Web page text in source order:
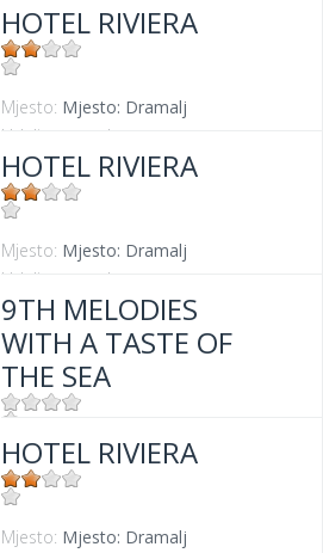
Mjesto: Mjesto: Dramalj
HOTEL RIVIERA
Mjesto: Mjesto: Dramalj
Udaljenost od mora:
HOTEL RIVIERA
Mjesto: Mjesto: Dramalj
Udaljenost od mora:
9TH MELODIES
WITH A TASTE OF
THE SEA
Mjesto: Mjesto: Dramalj
HOTEL RIVIERA
Mjesto: Mjesto: Dramalj